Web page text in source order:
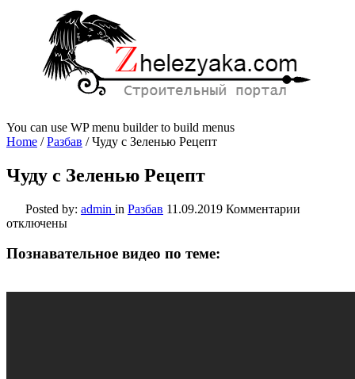
You can use WP menu builder to build menus
Home /Разбав /Чуду с Зеленью Рецепт
Чуду с Зеленью Рецепт
Posted by: admin in Разбав 11.09.2019 Комментарии
отключены
Познавательное видео по теме: